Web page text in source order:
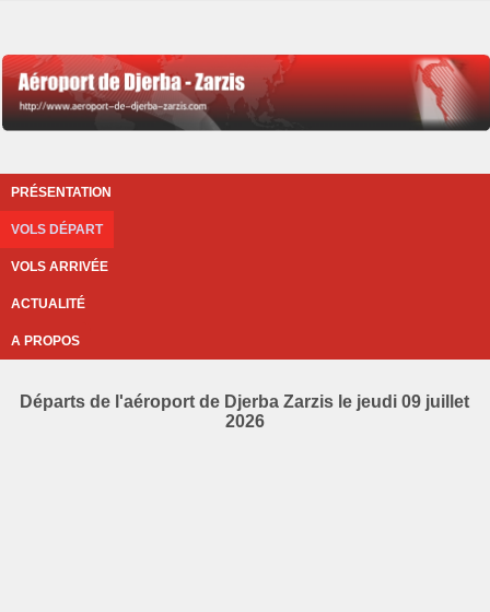
PRÉSENTATION
VOLS DÉPART
VOLS ARRIVÉE
ACTUALITÉ
A PROPOS
Départs de l'aéroport de Djerba Zarzis le jeudi 09 juillet
2026